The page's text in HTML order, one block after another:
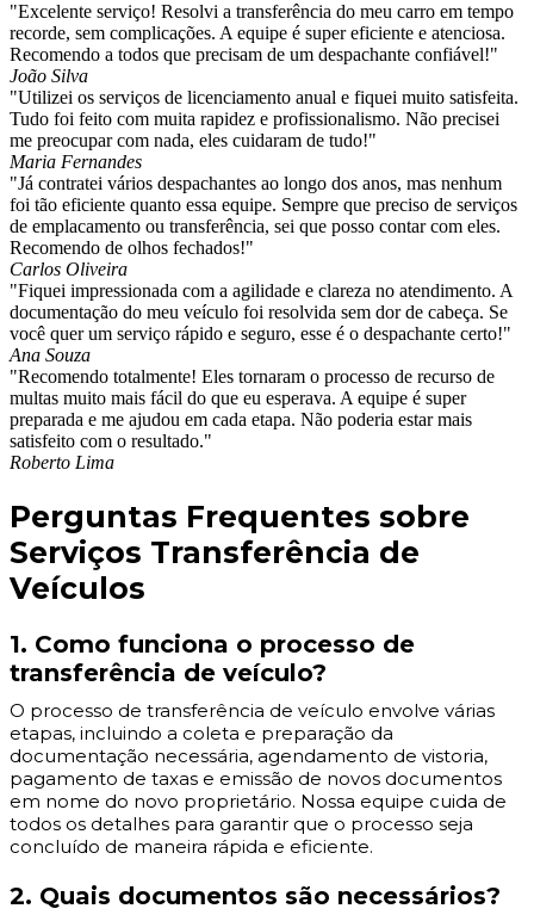
"Excelente serviço! Resolvi a transferência do meu carro em tempo
recorde, sem complicações. A equipe é super eficiente e atenciosa.
Recomendo a todos que precisam de um despachante confiável!"
João Silva
"Utilizei os serviços de licenciamento anual e fiquei muito satisfeita.
Tudo foi feito com muita rapidez e profissionalismo. Não precisei
me preocupar com nada, eles cuidaram de tudo!"
Maria Fernandes
"Já contratei vários despachantes ao longo dos anos, mas nenhum
foi tão eficiente quanto essa equipe. Sempre que preciso de serviços
de emplacamento ou transferência, sei que posso contar com eles.
Recomendo de olhos fechados!"
Carlos Oliveira
"Fiquei impressionada com a agilidade e clareza no atendimento. A
documentação do meu veículo foi resolvida sem dor de cabeça. Se
você quer um serviço rápido e seguro, esse é o despachante certo!"
Ana Souza
"Recomendo totalmente! Eles tornaram o processo de recurso de
multas muito mais fácil do que eu esperava. A equipe é super
preparada e me ajudou em cada etapa. Não poderia estar mais
satisfeito com o resultado."
Roberto Lima
Perguntas Frequentes sobre
Serviços Transferência de
Veículos
1. Como funciona o processo de
transferência de veículo?
O processo de transferência de veículo envolve várias
etapas, incluindo a coleta e preparação da
documentação necessária, agendamento de vistoria,
pagamento de taxas e emissão de novos documentos
em nome do novo proprietário. Nossa equipe cuida de
todos os detalhes para garantir que o processo seja
concluído de maneira rápida e eficiente.
2. Quais documentos são necessários?